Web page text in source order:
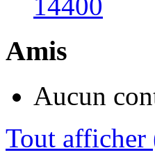
14400
Amis
Aucun
Tout afficher